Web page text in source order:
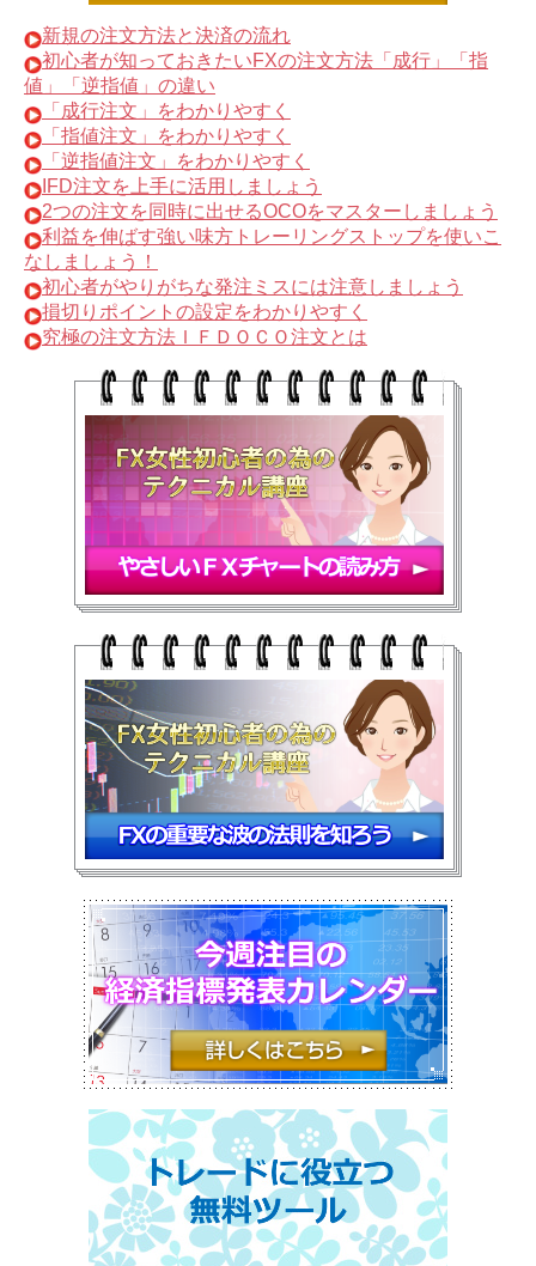
新規の注文方法と決済の流れ
初心者が知っておきたいFXの注文方法「成行」「指
値」「逆指値」の違い
「成行注文」をわかりやすく
「指値注文」をわかりやすく
「逆指値注文」をわかりやすく
IFD注文を上手に活用しましょう
2つの注文を同時に出せるOCOをマスターしましょう
利益を伸ばす強い味方トレーリングストップを使いこ
なしましょう！
初心者がやりがちな発注ミスには注意しましょう
損切りポイントの設定をわかりやすく
究極の注文方法ＩＦＤＯＣＯ注文とは